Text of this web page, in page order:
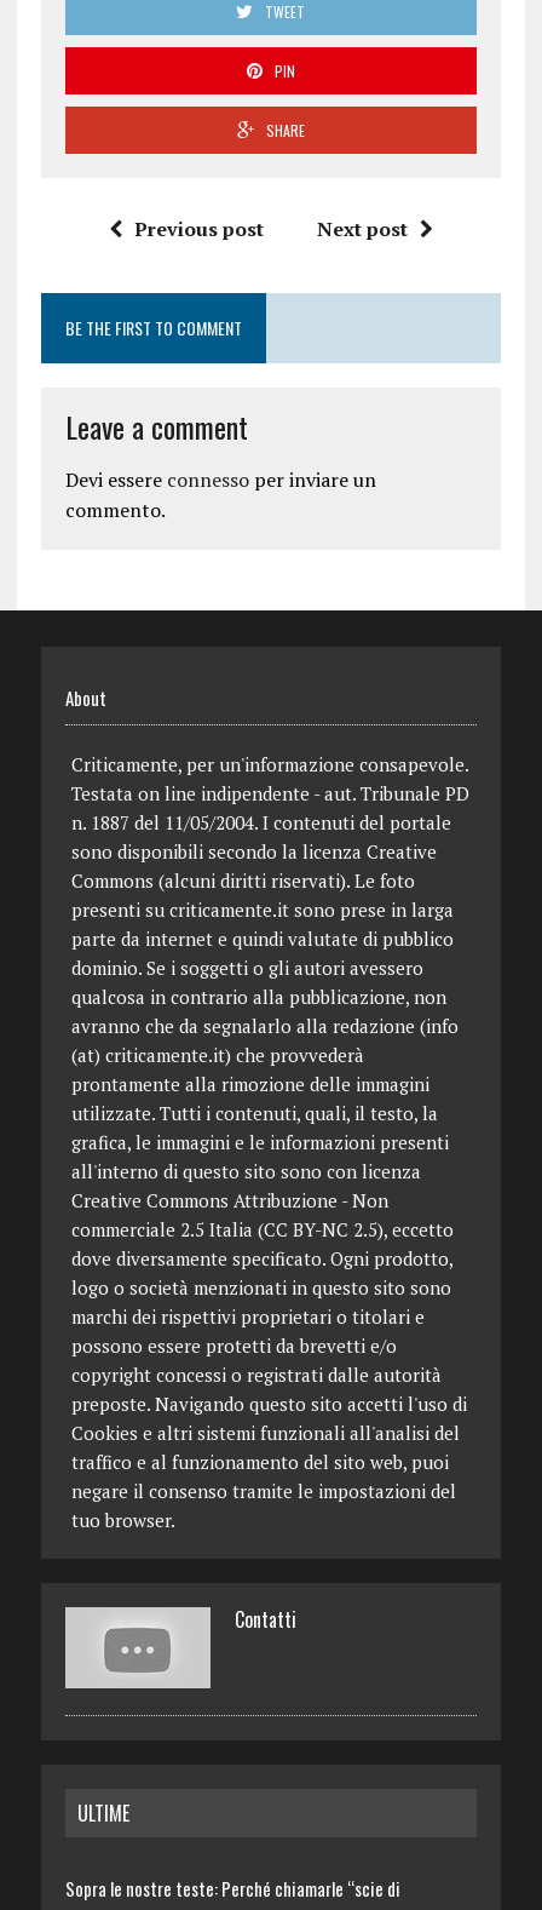
TWEET
PIN
SHARE
Previous post Next post
BE THE FIRST TO COMMENT
Leave a comment
Devi essere connessoper inviare un
commento.
About
Criticamente, per un'informazione consapevole.
Testata on line indipendente - aut. Tribunale PD
n. 1887 del 11/05/2004. I contenuti del portale
sono disponibili secondo la licenza Creative
Commons (alcuni diritti riservati). Le foto
presenti su criticamente.it sono prese in larga
parte da internet e quindi valutate di pubblico
dominio. Se i soggetti o gli autori avessero
qualcosa in contrario alla pubblicazione, non
avranno che da segnalarlo alla redazione (info
(at) criticamente.it) che provvederà
prontamente alla rimozione delle immagini
utilizzate. Tutti i contenuti, quali, il testo, la
grafica, le immagini e le informazioni presenti
all'interno di questo sito sono con licenza
Creative Commons Attribuzione - Non
commerciale 2.5 Italia (CC BY-NC 2.5), eccetto
dove diversamente specificato. Ogni prodotto,
logo o società menzionati in questo sito sono
marchi dei rispettivi proprietari o titolari e
possono essere protetti da brevetti e/o
copyright concessi o registrati dalle autorità
preposte. Navigando questo sito accetti l'uso di
Cookies e altri sistemi funzionali all'analisi del
traffico e al funzionamento del sito web, puoi
negare il consenso tramite le impostazioni del
tuo browser.
Contatti
ULTIME
Sopra le nostre teste: Perché chiamarle “scie di